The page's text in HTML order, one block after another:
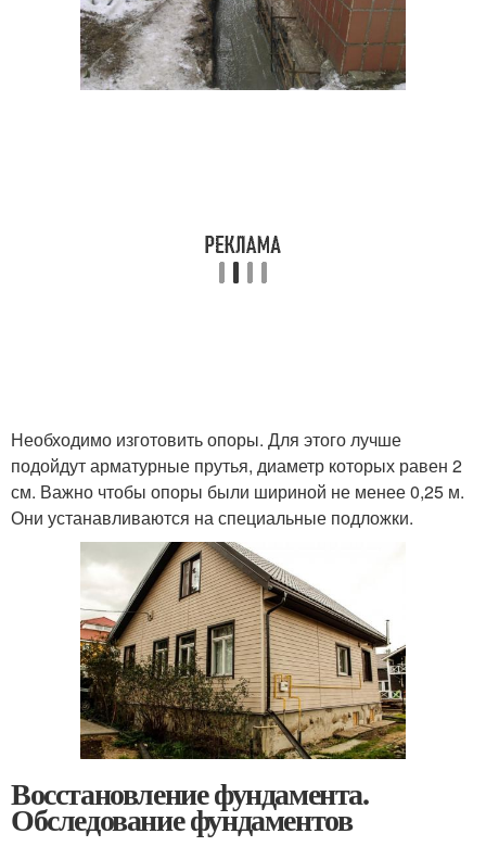
Необходимо изготовить опоры. Для этого лучше
подойдут арматурные прутья, диаметр которых равен 2
см. Важно чтобы опоры были шириной не менее 0,25 м.
Они устанавливаются на специальные подложки.
Восстановление фундамента.
Обследование фундаментов